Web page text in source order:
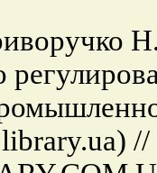
library.ua)